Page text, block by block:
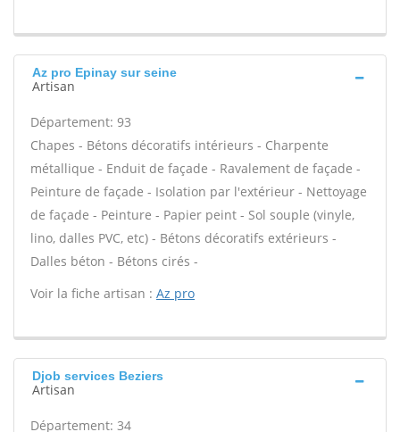
Az pro Epinay sur seine
Artisan
Département: 93
Chapes - Bétons décoratifs intérieurs - Charpente
métallique - Enduit de façade - Ravalement de façade -
Peinture de façade - Isolation par l'extérieur - Nettoyage
de façade - Peinture - Papier peint - Sol souple (vinyle,
lino, dalles PVC, etc) - Bétons décoratifs extérieurs -
Dalles béton - Bétons cirés -
Voir la fiche artisan : Az pro
Djob services Beziers
Artisan
Département: 34